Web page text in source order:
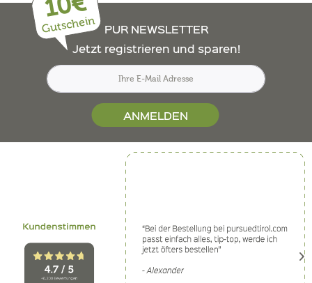
Gutschein
PUR NEWSLETTER
Jetzt registrieren und sparen!
ANMELDEN